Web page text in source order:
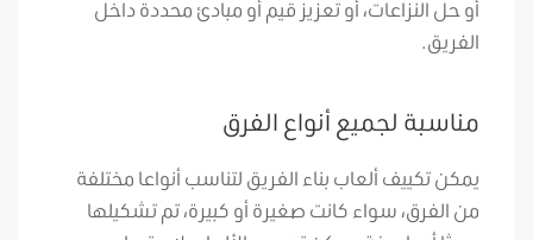
أو حل النزاعات، أو تعزيز قيم أو مبادئ محددة داخل
الفريق.
مناسبة لجميع أنواع الفرق
يمكن تكييف ألعاب بناء الفريق لتناسب أنواعا مختلفة
من الفرق، سواء كانت صغيرة أو كبيرة، تم تشكيلها